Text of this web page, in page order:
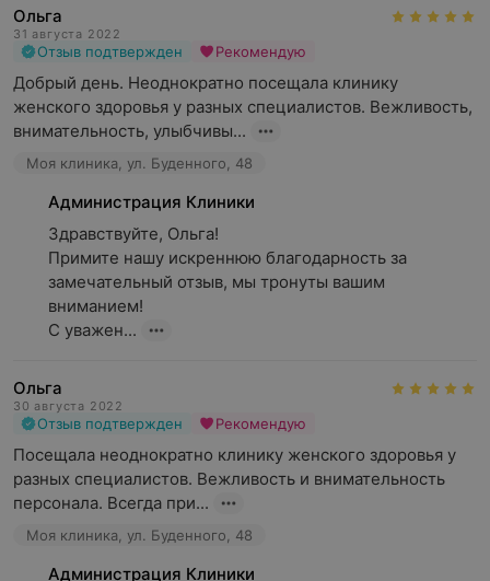
Ольга
31 августа 2022
Отзыв подтвержден Рекомендую
Добрый день. Неоднократно посещала клинику
женского здоровья у разных специалистов. Вежливость,
внимательность, улыбчивы...
Моя клиника, ул. Буденного, 48
Администрация Клиники
Здравствуйте, Ольга!
Примите нашу искреннюю благодарность за
замечательный отзыв, мы тронуты вашим
вниманием!
С уважен...
Ольга
30 августа 2022
Отзыв подтвержден Рекомендую
Посещала неоднократно клинику женского здоровья у
разных специалистов. Вежливость и внимательность
персонала. Всегда при...
Моя клиника, ул. Буденного, 48
Администрация Клиники